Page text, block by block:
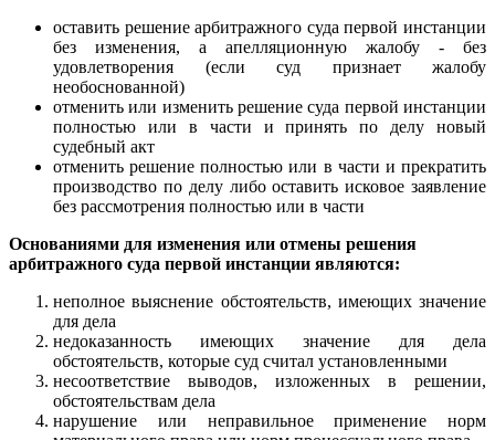
оставить решение арбитражного суда первой инстанции
без изменения, а апелляционную жалобу - без
удовлетворения (если суд признает жалобу
необоснованной)
отменить или изменить решение суда первой инстанции
полностью или в части и принять по делу новый
судебный акт
отменить решение полностью или в части и прекратить
производство по делу либо оставить исковое заявление
без рассмотрения полностью или в части
Основаниями для изменения или отмены решения
арбитражного суда первой инстанции являются:
неполное выяснение обстоятельств, имеющих значение
для дела
недоказанность имеющих значение для дела
обстоятельств, которые суд считал установленными
несоответствие выводов, изложенных в решении,
обстоятельствам дела
нарушение или неправильное применение норм